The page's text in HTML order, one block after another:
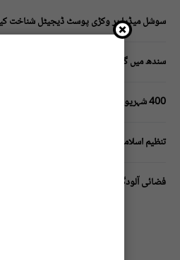
سوشل میڈیا پر وکڑی پوسٹ ڈیجیٹل شناخت
سندھ میں گاڑیوں کی انشورنس لازمی قرار
400 شہریوں کیلئے ایک پولیس اہلکار لازمی، کراچی میں صورتحال کیا ہے؟
تنظیم اسلامی کے زیرِ اہتمام ملک گیر آگاہی مہم!
فضائی آلودگی انسانی دماغ کیلیے کیسے خطرناک